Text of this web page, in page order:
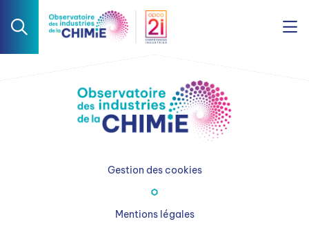
Gestion des cookies
Mentions légales